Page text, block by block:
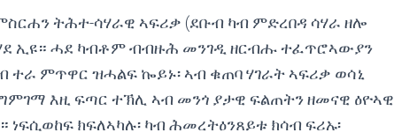
ትሕተ-ሳሃራዊ ኣፍሪቃ (ደቡብ ካብ ምድረበዳ ሳሃራ ዘሎ
ኢዩ። ሓደ ካብቶም ብብዙሕ መንገዲ ዘርብሑ ተፈጥሮኣውያን
ምጥዋር ዝሓልፍ ኰይኑ፡ ኣብ ቁጠባ ሃገራት ኣፍሪቃ ወሳኒ
እዚ ፍጣር ተኽሊ ኣብ መንጎ ያታዊ ፍልጠትን ዘመናዊ ዕዮኣዊ
ክፍለኣካሉ፡ ካብ ሕመረትዕንጸይቱ ክሳብ ፍሪኡ፡